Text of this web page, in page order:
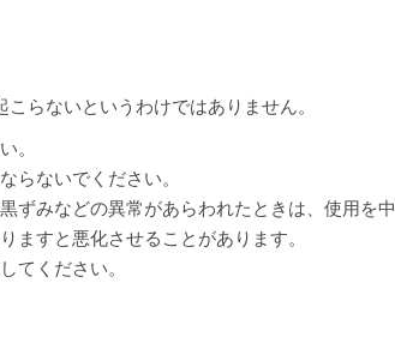
らないというわけではありません。
。
らないでください。
ずみなどの異常があらわれたときは、使用を中
ますと悪化させることがあります。
てください。